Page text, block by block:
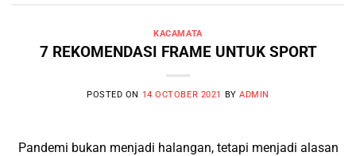
KACAMATA
7 REKOMENDASI FRAME UNTUK SPORT
POSTED ON 14 OCTOBER 2021 BYADMIN
Pandemi bukan menjadi halangan, tetapi menjadi alasan